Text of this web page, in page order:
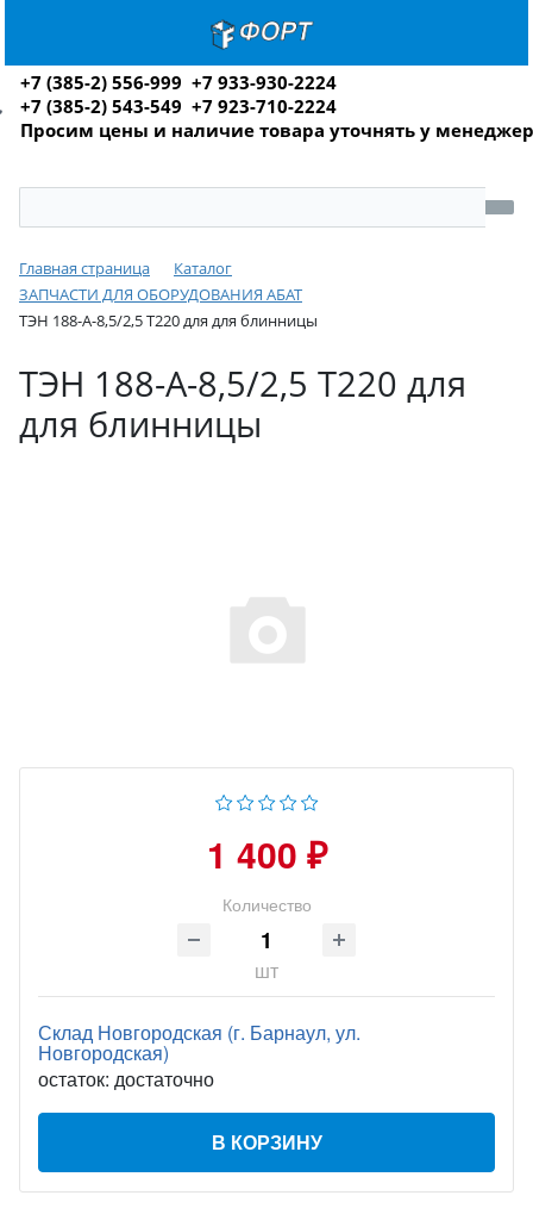
+7 (385-2) 556-999 +7 933-930-2224
+7 (385-2) 543-549 +7 923-710-2224
Просим цены и наличие товара уточнять у
Главная страница
Каталог
ЗАПЧАСТИ ДЛЯ ОБОРУДОВАНИЯ АБАТ
ТЭН 188-А-8,5/2,5 Т220 для для блинницы
ТЭН 188-А-8,5/2,5 Т220 для
для блинницы
1 400 ₽
Количество
шт
Склад Новгородская (г. Барнаул, ул.
Новгородская)
остаток: достаточно
В КОРЗИНУ